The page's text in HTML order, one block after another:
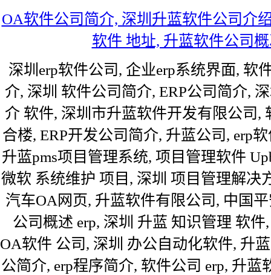
OA软件公司简介, 深圳升蓝软件公司介
软件 地址, 升蓝软件公司
深圳erp软件公司, 企业erp系统界面, 软
介, 深圳 软件公司简介, ERP公司简介,
介 软件, 深圳市升蓝软件开发有限公司,
合楼, ERP开发公司简介, 升蓝公司, erp
升蓝pms项目管理系统, 项目管理软件
微软 系统维护 项目, 深圳 项目管理解决
汽车OA网页, 升蓝软件有限公司, 中国
公司概述 erp, 深圳 升蓝 知识管理 软
OA软件 公司, 深圳 办公自动化软件, 升
公简介, erp程序简介, 软件公司 erp, 升